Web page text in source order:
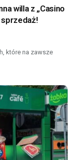
willa z „Casino
sprzedaż!
które na zawsze